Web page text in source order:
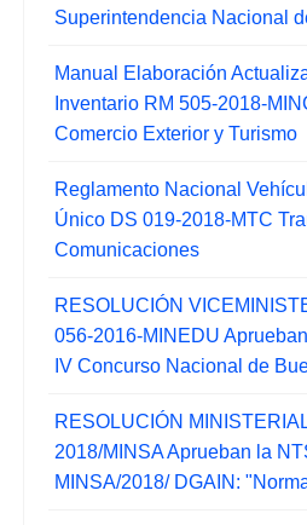
Superintendencia Nacional
Manual Elaboración
Inventario RM 505-2018-
Comercio Exterior y Turismo
Reglamento Nacional
Único DS 019-2018-MTC
Comunicaciones
RESOLUCIÓN
056-2016-MINEDU
IV Concurso Nacional de
RESOLUCIÓN
2018/MINSA Aprueban la
MINSA/2018/ DGAIN: